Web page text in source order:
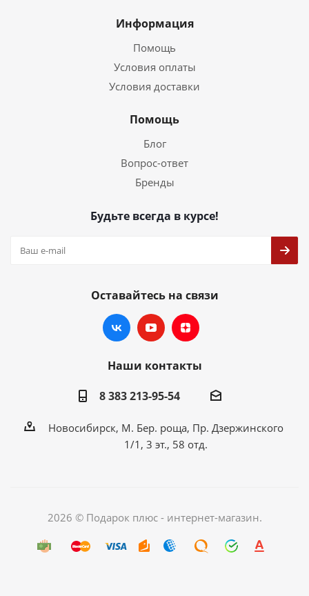
Информация
Помощь
Условия оплаты
Условия доставки
Помощь
Блог
Вопрос-ответ
Бренды
Будьте всегда в курсе!
Оставайтесь на связи
Наши контакты
8 383 213-95-54
Новосибирск, М. Бер. роща, Пр. Дзержинского
1/1, 3 эт., 58 отд.
2026 © Подарок плюс - интернет-магазин.